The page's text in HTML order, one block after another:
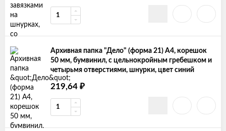
Архивная папка "Дело" (форма 21) А4, корешок
50 мм, бумвинил, с цельнокройным гребешком и
четырьмя отверстиями, шнурки, цвет синий
219,64 ₽